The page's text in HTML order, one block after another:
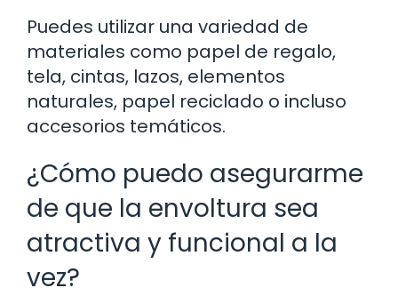
Puedes utilizar una variedad de
materiales como papel de regalo,
tela, cintas, lazos, elementos
naturales, papel reciclado o incluso
accesorios temáticos.
¿Cómo puedo asegurarme
de que la envoltura sea
atractiva y funcional a la
vez?